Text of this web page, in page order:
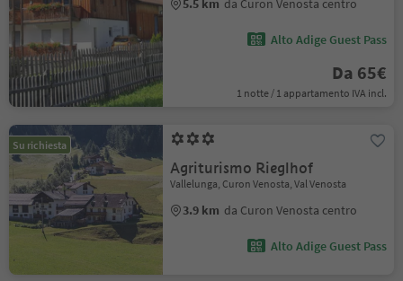
5.5 km da Curon Venosta centro
Alto Adige Guest Pass
Da 65€
1 notte / 1 appartamento IVA incl.
Su richiesta
Agriturismo Rieglhof
Vallelunga, Curon Venosta, Val Venosta
3.9 km da Curon Venosta centro
Alto Adige Guest Pass